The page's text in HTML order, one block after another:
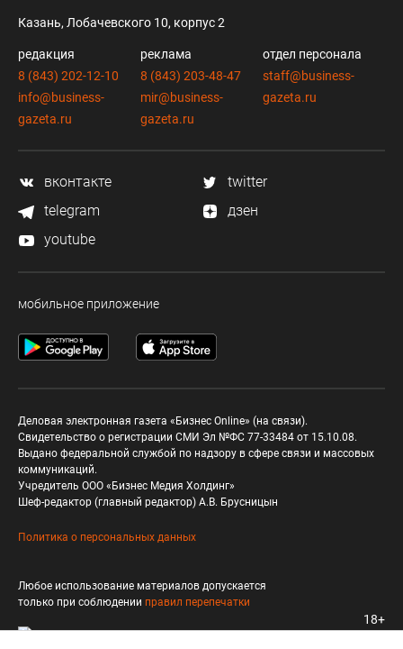
Казань, Лобачевского 10, корпус 2
редакция
8 (843) 202-12-10
info@business-
gazeta.ru
реклама
8 (843) 203-48-47
mir@business-
gazeta.ru
отдел персонала
staff@business-
gazeta.ru
вконтакте
twitter
telegram
дзен
youtube
мобильное приложение
Деловая электронная газета «Бизнес Online» (на связи).
Свидетельство о регистрации СМИ Эл №ФС 77-33484 от 15.10.08.
Выдано федеральной службой по надзору в сфере связи и массовых
коммуникаций.
Учредитель ООО «Бизнес Медия Холдинг»
Шеф-редактор (главный редактор) А.В. Брусницын
Политика о персональных данных
Любое использование материалов допускается
только при соблюдении правил перепечатки
18+